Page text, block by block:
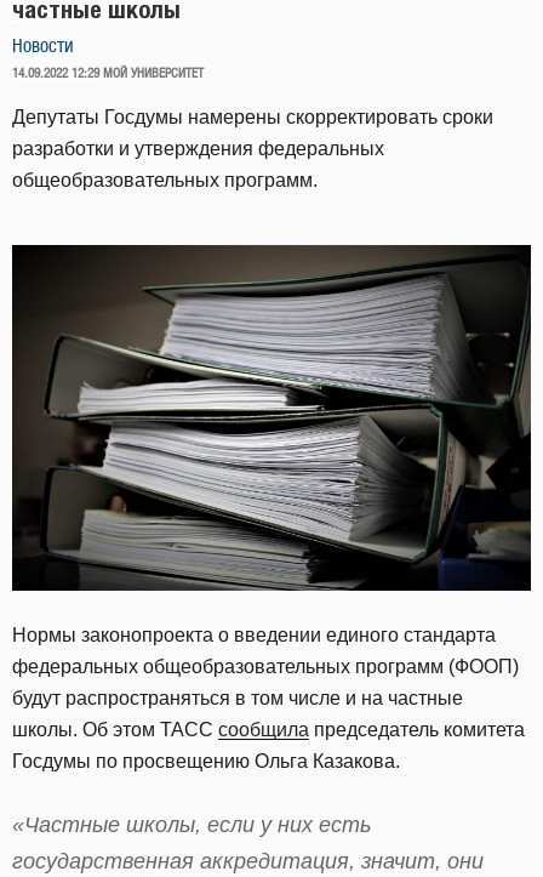
частные школы
Новости
ОПУБЛИКОВАНО
14.09.2022 12:29 МОЙ УНИВЕРСИТЕТ
Депутаты Госдумы намерены скорректировать сроки
разработки и утверждения федеральных
общеобразовательных программ.
Нормы законопроекта о введении единого стандарта
федеральных общеобразовательных программ (ФООП)
будут распространяться в том числе и на частные
школы. Об этом ТАСС сообщила председатель комитета
Госдумы по просвещению Ольга Казакова.
«Частные школы, если у них есть
государственная аккредитация, значит, они